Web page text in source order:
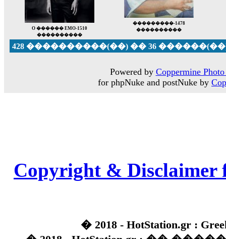
O ������ EMO-1510
����������
���������-1478
����������
428 ����������(��) �� 36
Powered by Coppermine
for phpNuke and postNuke by
Copyright & Disclaimer
� 2018 - HotStation.gr :